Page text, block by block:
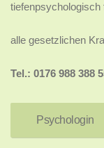
alle gesetzlichen
Tel.: 0176 988 388
Psychologin